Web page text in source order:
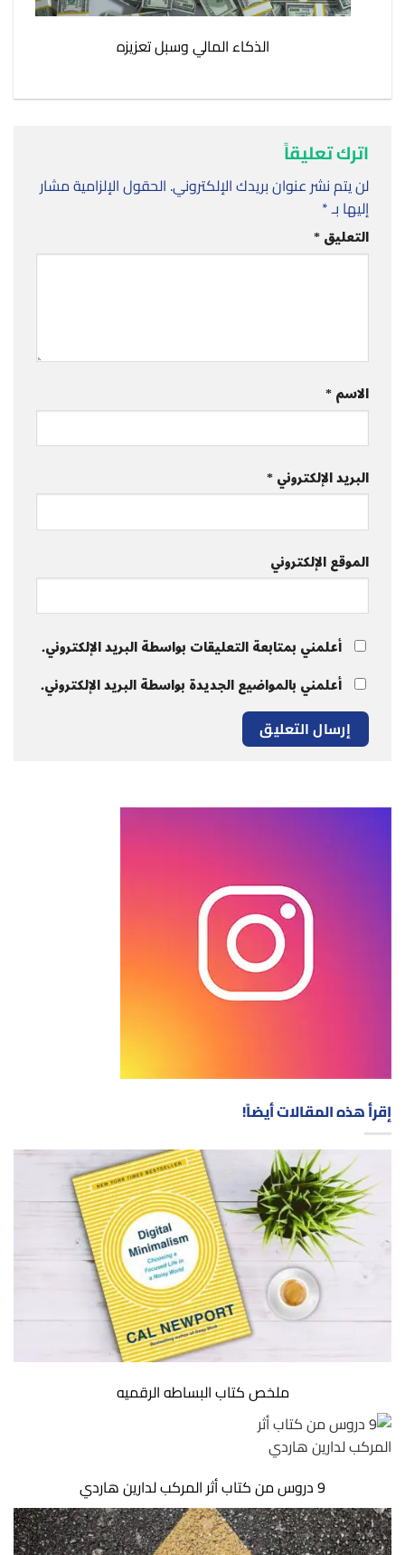
الذكاء المالي وسبل تعزيزه
اترك تعليقاً
لن يتم نشر عنوان بريدك الإلكتروني. الحقول الإلزامية مشار
إليها بـ*
التعليق*
الاسم*
البريد الإلكتروني*
الموقع الإلكتروني
أعلمني بمتابعة التعليقات بواسطة البريد الإلكتروني.
أعلمني بالمواضيع الجديدة بواسطة البريد الإلكتروني.
إقرأ هذه المقالات أيضاً!
ملخص كتاب البساطه الرقميه
9 دروس من كتاب أثر المرکب لدارين هاردي